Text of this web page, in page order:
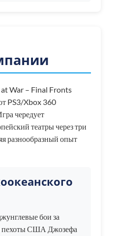
War – Final Fronts
PS3/Xbox 360
чередует
театры через три
разнообразный опыт
бои за
пехоты США Джозефа